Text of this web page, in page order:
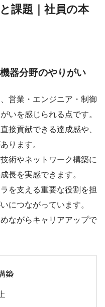
課題｜社員の本
器分野のやりがい
営業・エンジニア・制御
いを感じられる点です。
接貢献できる達成感や、
ります。
術やネットワーク構築に
長を実感できます。
を支える重要な役割を担
につながっています。
ながらキャリアアップで
築